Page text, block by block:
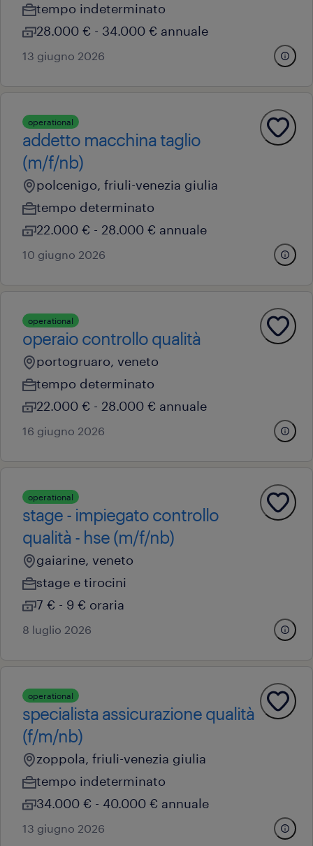
tempo indeterminato
28.000 € - 34.000 € annuale
13 giugno 2026
operational
addetto macchina taglio
(m/f/nb)
polcenigo, friuli-venezia giulia
tempo determinato
22.000 € - 28.000 € annuale
10 giugno 2026
operational
operaio controllo qualità
portogruaro, veneto
tempo determinato
22.000 € - 28.000 € annuale
16 giugno 2026
operational
stage - impiegato controllo
qualità - hse (m/f/nb)
gaiarine, veneto
stage e tirocini
7 € - 9 € oraria
8 luglio 2026
operational
specialista assicurazione qualità
(f/m/nb)
zoppola, friuli-venezia giulia
tempo indeterminato
34.000 € - 40.000 € annuale
13 giugno 2026